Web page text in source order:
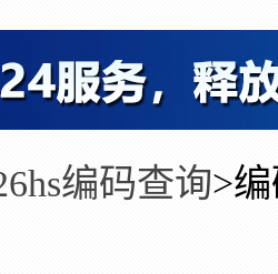
编码查询>